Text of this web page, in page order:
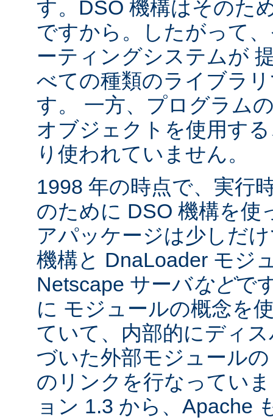
す。DSO 機構はそのた
ですから。したがって
ーティングシステムが
べての種類のライブラ
す。 一方、プログラム
オブジェクトを使用す
り使われていません。
1998 年の時点で、実行
のために DSO 機構を使
アパッケージは少しだ
機構と DnaLoader モジ
Netscape サーバなどで
に モジュールの概念を
ていて、内部的にディ
づいた外部モジュール
のリンクを行なってい
ョン 1.3 から、Apache